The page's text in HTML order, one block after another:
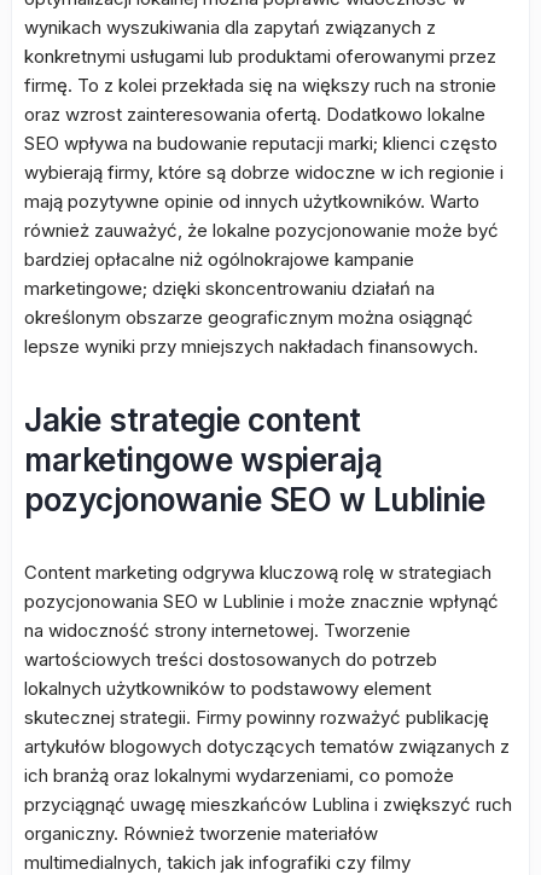
wynikach wyszukiwania dla zapytań związanych z
konkretnymi usługami lub produktami oferowanymi przez
firmę. To z kolei przekłada się na większy ruch na stronie
oraz wzrost zainteresowania ofertą. Dodatkowo lokalne
SEO wpływa na budowanie reputacji marki; klienci często
wybierają firmy, które są dobrze widoczne w ich regionie i
mają pozytywne opinie od innych użytkowników. Warto
również zauważyć, że lokalne pozycjonowanie może być
bardziej opłacalne niż ogólnokrajowe kampanie
marketingowe; dzięki skoncentrowaniu działań na
określonym obszarze geograficznym można osiągnąć
lepsze wyniki przy mniejszych nakładach finansowych.
Jakie strategie content
marketingowe wspierają
pozycjonowanie SEO w Lublinie
Content marketing odgrywa kluczową rolę w strategiach
pozycjonowania SEO w Lublinie i może znacznie wpłynąć
na widoczność strony internetowej. Tworzenie
wartościowych treści dostosowanych do potrzeb
lokalnych użytkowników to podstawowy element
skutecznej strategii. Firmy powinny rozważyć publikację
artykułów blogowych dotyczących tematów związanych z
ich branżą oraz lokalnymi wydarzeniami, co pomoże
przyciągnąć uwagę mieszkańców Lublina i zwiększyć ruch
organiczny. Również tworzenie materiałów
multimedialnych, takich jak infografiki czy filmy